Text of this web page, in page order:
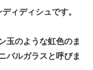
ィディシュです。
玉のような虹色のま
バルガラスと呼びま